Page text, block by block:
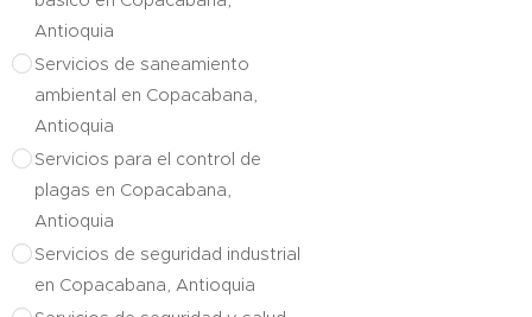
Antioquia
Servicios de saneamiento
ambiental en Copacabana,
Antioquia
Servicios para el control de
plagas en Copacabana,
Antioquia
Servicios de seguridad industrial
en Copacabana, Antioquia